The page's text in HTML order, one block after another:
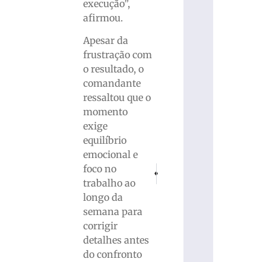
execução”,
afirmou.
Apesar da
frustração com
o resultado, o
comandante
ressaltou que o
momento
exige
equilíbrio
emocional e
foco no
trabalho ao
longo da
semana para
corrigir
detalhes antes
do confronto